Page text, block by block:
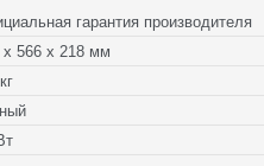
гарантия производителя
x 566 x 218 мм